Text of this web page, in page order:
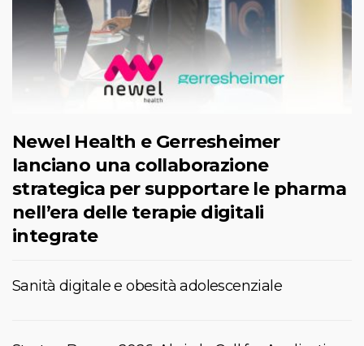
Newel Health e Gerresheimer
lanciano una collaborazione
strategica per supportare le pharma
nell’era delle terapie digitali
integrate
Sanità digitale e obesità adolescenziale